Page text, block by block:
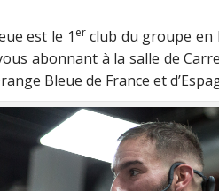
est le 1 erclub du groupe en
abonnant à la salle de
Bleue de France et